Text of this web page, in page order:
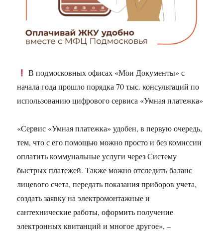
В подмосковных офисах «Мои Документы» с
начала года прошло порядка 70 тыс. консультаций по
использованию цифрового сервиса «Умная платежка»
«Сервис «Умная платежка» удобен, в первую очередь,
тем, что с его помощью можно просто и без комиссии
оплатить коммунальные услуги через Систему
быстрых платежей. Также можно отследить баланс
лицевого счета, передать показания приборов учета,
создать заявку на электромонтажные и
сантехнические работы, оформить получение
электронных квитанций и многое другое», –